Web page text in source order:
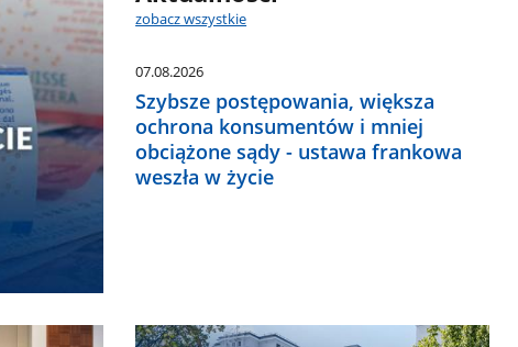
zobacz wszystkie
07.08.2026
Szybsze postępowania, większa
ochrona konsumentów i mniej
obciążone sądy - ustawa frankowa
weszła w życie